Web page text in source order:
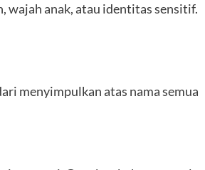
wajah anak, atau identitas sensitif.
menyimpulkan atas nama semua